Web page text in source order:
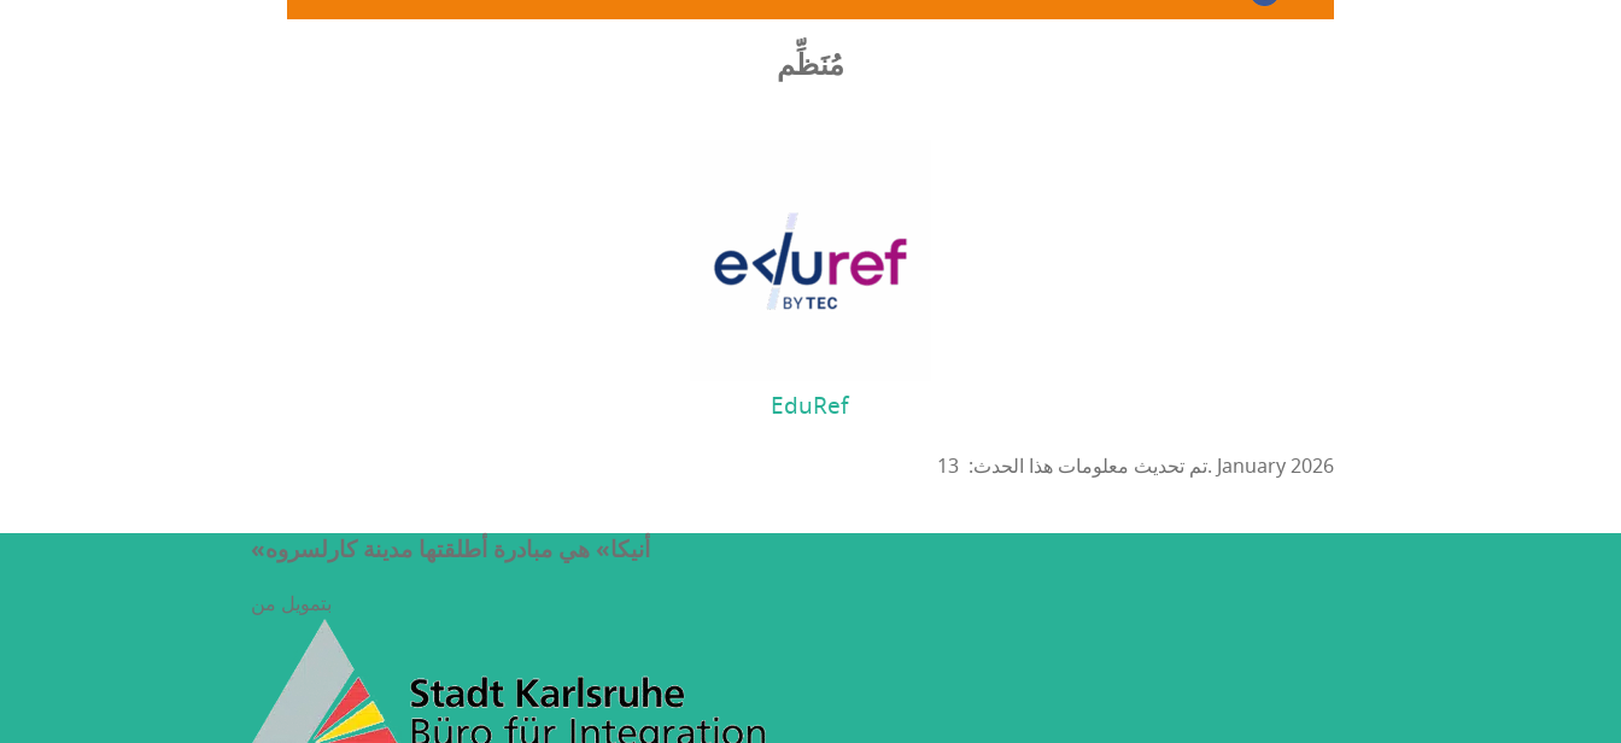
مُنَظِّم
EduRef
تم تحديث معلومات هذا الحدث: 13. January 2026
«أنيكا» هي مبادرة أطلقتها مدينة كارلسروه
بتمويل من